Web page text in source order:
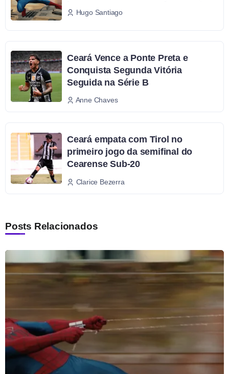
Hugo Santiago
Ceará Vence a Ponte Preta e
Conquista Segunda Vitória
Seguida na Série B
Anne Chaves
Ceará empata com Tirol no
primeiro jogo da semifinal do
Cearense Sub-20
Clarice Bezerra
Posts Relacionados